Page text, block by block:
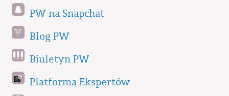
PW na Snapchat
Blog PW
Biuletyn PW
Platforma Ekspertów